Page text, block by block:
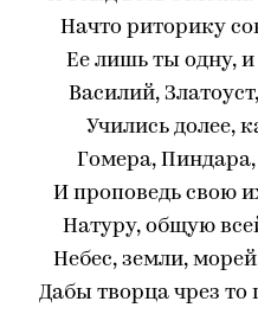
Начто риторику
Ее лишь ты одну,
Василий,
Учились долее,
Гомера,
И проповедь свою
Натуру, общую
Небес, земли,
Дабы творца чрез то